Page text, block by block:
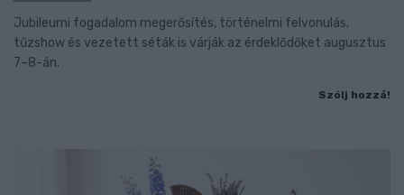
Jubileumi fogadalom megerősítés, történelmi felvonulás,
tűzshow és vezetett séták is várják az érdeklődőket augusztus
7–8-án.
Szólj hozzá!